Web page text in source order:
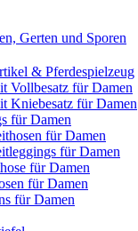
Gerten und Sporen
& Pferdespielzeug
Vollbesatz für Damen
Kniebesatz für Damen
für Damen
für Damen
für Damen
für Damen
für Damen
für Damen